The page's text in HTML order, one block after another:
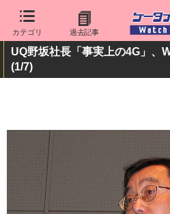
カテゴリ 過去記事
UQ野坂社長「事実上の4G」、
(1/7)